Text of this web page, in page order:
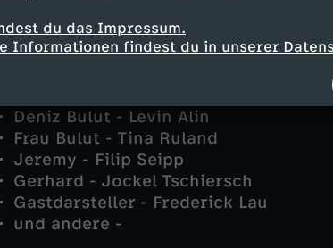
du das Impressum.
Informationen findest du in unserer
Herr Bulut - Aykut Kayacik
Lisa - Cosima Henman
Deniz Bulut - Levin Alin
Frau Bulut - Tina Ruland
Jeremy - Filip Seipp
Gerhard - Jockel Tschiersch
Gastdarsteller - Frederick Lau
und andere -